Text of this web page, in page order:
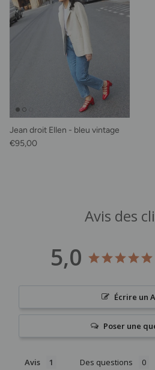
Jean droit Ellen - bleu vintage
Prix habituel
€95,00
Avis des
5,0
Écrire un
Poser une
Avis Des questions